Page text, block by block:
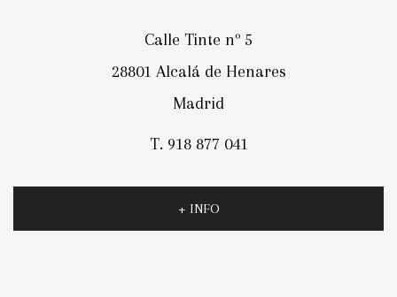
Calle Tinte nº 5
28801 Alcalá de Henares
Madrid
T. 918 877 041
+ INFO